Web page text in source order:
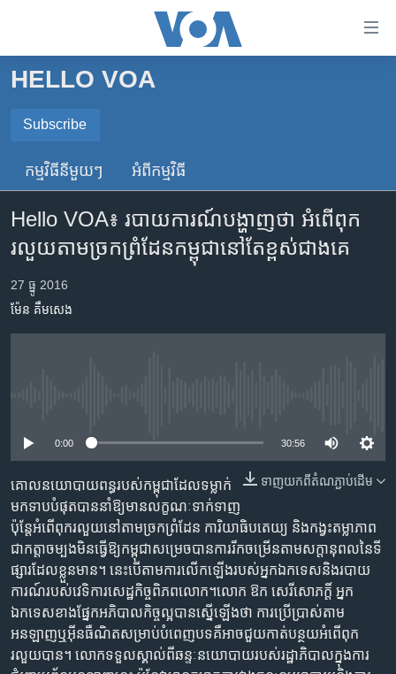
គេហទំព័រ​
រំលង​
ព័ត៌មាន​​
តែ​
រំលង​
និង​
ចូល​
រំលង​
និង​
ចូល​
ទៅ​
កាន់​
ទំព័រ​
ស្វែង​
រក
កម្ពុជា
អន្តរជាតិ
ចិន
ហេឡូវីអូអេ
កម្ពុជាច្នៃប្រតិដ្ឋ
ព្រឹត្តិការណ៍ព័ត៌មាន
ទូរទស្សន៍ / វីដេអូ​
ភាសា
HELLO VOA
Subscribe
SUBSCRIBE
ទទួល​​​សេវា​​​ Podcast
កម្មវិធី​នីមួយៗ អំពី​កម្មវិធី​
Hello VOA៖ របាយការណ៍​បង្ហាញ​ថា​ អំពើពុក
រលួយ​តាម​ច្រកព្រំដែន​កម្ពុជា​នៅ​តែ​​ខ្ពស់​ជាង​គេ
27 ធ្នូ 2016
ម៉ែន គឹមសេង
0:00 30:56
ទាញ​យក​ពី​តំណភ្ជាប់​ដើម
គោលនយោបាយ​ពន្ធ​របស់​កម្ពុជា​ដែល​ទម្លាក់​
មក​ទាប​បំផុត​បាន​នាំ​ឱ្យ​​មាន​លក្ខណៈ​ទាក់​ទាញ​​​
ប៉ុន្តែ​អំពើ​ពុករលួយ​នៅ​តាម​ច្រក​​ព្រំដែន​ ការិយាធិបតេយ្យ និង​កង្វះតម្លាភាព​
ជា​កត្តា​ចម្បងមិន​ធ្វើ​ឱ្យ​កម្ពុជា​សម្រេច​បាន​ការរីកចម្រើន​តាម​សក្តានុពល​នៃ​ទី
ផ្សារ​ដែល​ខ្លួន​មាន។ នេះ​បើ​តាម​ការ​លើកឡើង​របស់​អ្នក​ឯកទេស​និង​របាយ
ការណ៍​របស់​វេទិការ​សេដ្ឋកិច្ច​ពិភពលោក។​ លោក ឱក សេរីសោភក្តិ៍ អ្នក​
ឯកទេស​ខាងផ្នែក​អភិបាល​កិច្ច​ល្អ​បាន​ស្នើ​ឡើង​ថា ការ​ប្រើ​ប្រាស់​តាម​
អនឡាញ​ឬអ៊ីនធឺណិត​សម្រាប់​បំពេញ​បទ​គឺ​អាច​ជួយ​​​កាត់​បន្ថយ​អំពើ​ពុក
រលួយ​បាន។ លោក​ទទួល​ស្គាល់​ពី​ឆន្ទៈ​នយោបាយ​របស់​រដ្ឋាភិបាល​ក្នុង​ការ​